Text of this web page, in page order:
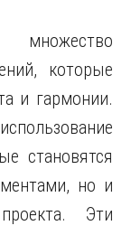
множество
которые
и гармонии.
становятся
но и
Эти